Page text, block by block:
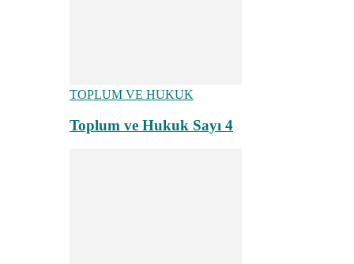
TOPLUM VE HUKUK
Toplum ve Hukuk Sayı 4